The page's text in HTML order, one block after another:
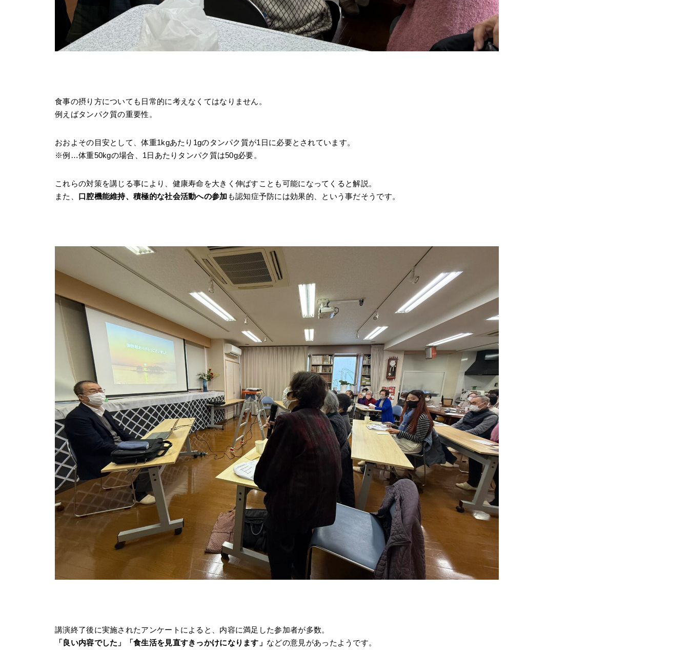
食事の摂り方についても日常的に考えなくてはなりません。
例えばタンパク質の重要性。
おおよその目安として、体重1kgあたり1gのタンパク質が1日に必要とされています。
※例…体重50kgの場合、1日あたりタンパク質は50g必要。
これらの対策を講じる事により、健康寿命を大きく伸ばすことも可能になってくると解説。
また、 口腔機能維持、積極的な社会活動への参加 も認知症予防には効果的、という事だそうです。
講演終了後に実施されたアンケートによると、内容に満足した参加者が多数。
「良い内容でした」「食生活を見直すきっかけになります」 などの意見があったようです。